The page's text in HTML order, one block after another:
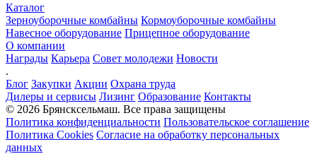
Каталог
Зерноуборочные комбайны Кормоуборочные комбайны
Навесное оборудование Прицепное оборудование
О компании
Награды Карьера Совет молодежи Новости
.
Блог Закупки Акции Охрана труда
Дилеры и сервисы Лизинг Образование Контакты
© 2026 Брянсксельмаш. Все права защищены
Политика конфиденциальности Пользовательское соглашение
Политика Cookies Согласие на обработку персональных
данных